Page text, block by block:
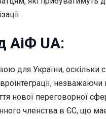
АіФ UA:
для України, оскільки
незважаючи
нової переговорної
членства в ЄС, що